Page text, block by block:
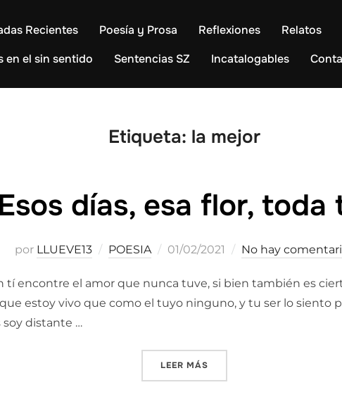
Recientes Poesía y Prosa Reflexiones Relatos
en el sin sentido Sentencias SZ Incatalogables
Etiqueta: la mejor
Esos días, esa flor, toda
por LLUEVE13 POESIA
Publicado
01/02/2021 No hay
tí encontre el amor que nunca tuve, si bien también es
estoy vivo que como el tuyo ninguno, y tu ser lo siento
soy distante …
LEER MÁS